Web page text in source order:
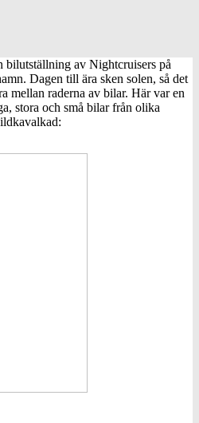
bilutställning av Nightcruisers på
Dagen till ära sken solen, så det
mellan raderna av bilar. Här var en
stora och små bilar från olika